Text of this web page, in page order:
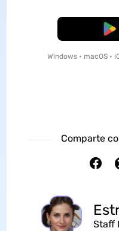
Windows • macOS •
Comparte
Staff